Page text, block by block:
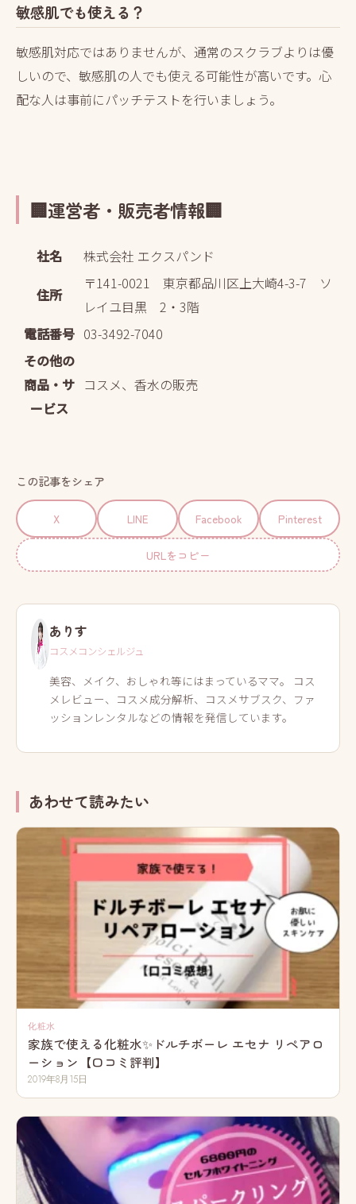
敏感肌でも使える？
敏感肌対応ではありませんが、通常のスクラブよりは優
しいので、敏感肌の人でも使える可能性が高いです。心
配な人は事前にパッチテストを行いましょう。
🏢運営者・販売者情報🏢
社名 株式会社 エクスパンド
住所
〒141-0021 東京都品川区上大崎4-3-7 ソ
レイユ目黒 2・3階
電話番号 03-3492-7040
その他の
商品・サ
ービス
コスメ、香水の販売
この記事をシェア
X LINE Facebook Pinterest
URLをコピー
ありす
コスメコンシェルジュ
美容、メイク、おしゃれ等にはまっているママ。 コス
メレビュー、コスメ成分解析、コスメサブスク、ファ
ッションレンタルなどの情報を発信しています。
あわせて読みたい
化粧水
家族で使える化粧水✨ドルチボーレ エセナ リペアロ
ーション【口コミ評判】
2019年8月15日